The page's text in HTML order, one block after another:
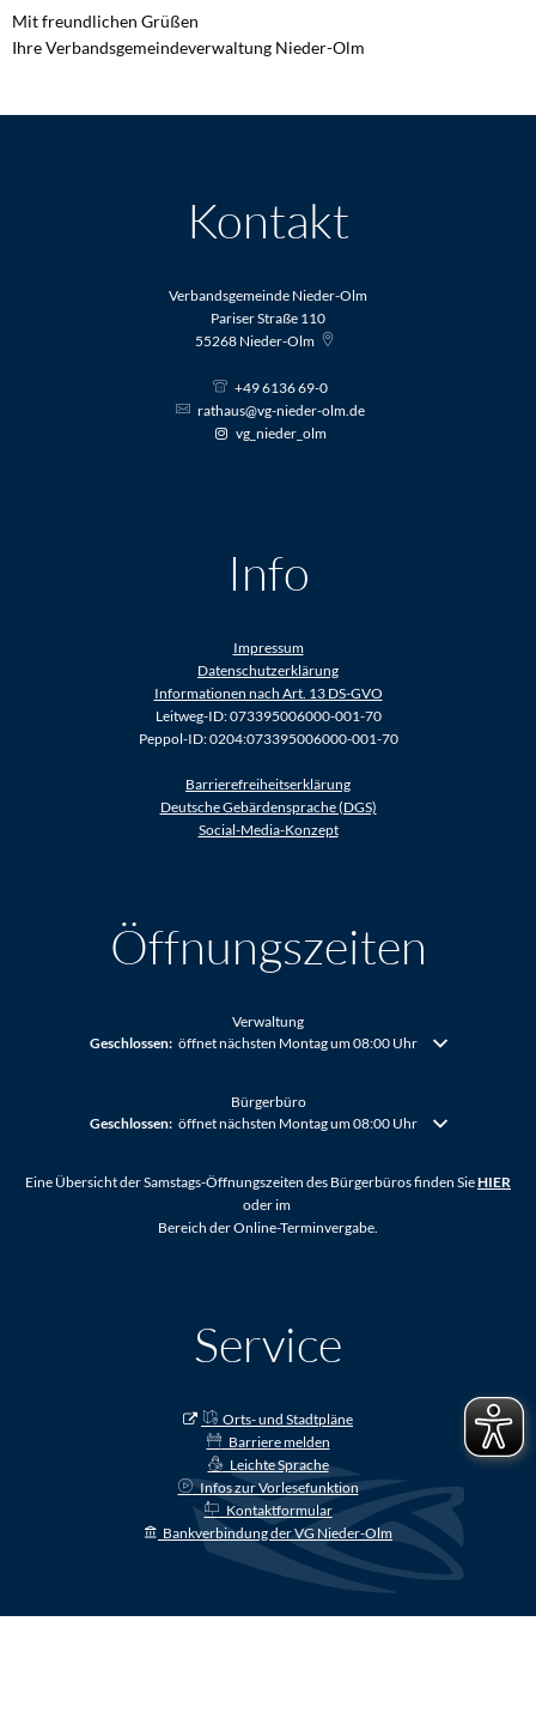
Mit freundlichen Grüßen
Ihre Verbandsgemeindeverwaltung Nieder-Olm
Kontakt
Verbandsgemeinde Nieder-Olm
Pariser Straße 110
55268 Nieder-Olm
+49 6136 69-0
rathaus@vg-nieder-olm.de
vg_nieder_olm
Info
Impressum
Datenschutzerklärung
Informationen nach Art. 13 DS-GVO
Leitweg-ID: 073395006000-001-70
Peppol-ID: 0204:073395006000-001-70
Barrierefreiheitserklärung
Deutsche Gebärdensprache (DGS)
Social-Media-Konzept
Öffnungszeiten
Verwaltung
Klicken, um weitere Öffnungs- oder Schließzeiten auszublenden
Geschlossen: öffnet nächsten Montag um 08:00 Uhr
Bürgerbüro
Klicken, um weitere Öffnungs- oder Schließzeiten auszublenden
Geschlossen: öffnet nächsten Montag um 08:00 Uhr
Eine Übersicht der Samstags-Öffnungszeiten des Bürgerbüros finden SieHIER
oder im
Bereich der Online-Terminvergabe.
Service
Orts- und Stadtpläne
Barriere melden
Leichte Sprache
Infos zur Vorlesefunktion
Kontaktformular
Bankverbindung der VG Nieder-Olm